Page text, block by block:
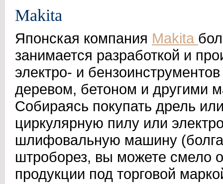
Makita
Японская компания Makita
занимается разработкой и
электро- и
деревом, бетоном и другими
Собираясь покупать дрель
циркулярную пилу или
шлифовальную машину
штроборез, вы можете смело
продукции под торговой